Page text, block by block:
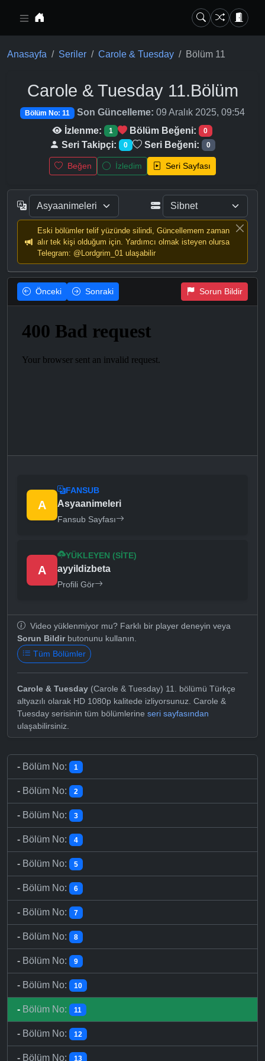
Anasayfa Seriler Carole & Tuesday Bölüm 11
Carole & Tuesday11.Bölüm
Bölüm No: 11 Son Güncelleme: 09 Aralık 2025, 09:54
İzlenme:
1 Bölüm Beğeni: 0
Seri Takipçi: 0 Seri Beğeni: 0
Beğen İzledim Seri Sayfası
Eski bölümler telif yüzünde silindi, Güncellemem zaman
alır tek kişi olduğum için. Yardımcı olmak isteyen olursa
Telegram: @Lordgrim_01 ulaşabilir
Önceki Sonraki Sorun Bildir
A
FANSUB
Asyaanimeleri
Fansub Sayfası
A
YÜKLEYEN (SITE)
ayyildizbeta
Profili Gör
Video yüklenmiyor mu? Farklı bir player deneyin veya
Sorun Bildirbutonunu kullanın.
Tüm Bölümler
Carole & Tuesday (Carole & Tuesday) 11. bölümü Türkçe
altyazılı olarak HD 1080p kalitede izliyorsunuz. Carole &
Tuesday serisinin tüm bölümlerine seri sayfasından
ulaşabilirsiniz.
- Bölüm No: 1
- Bölüm No: 2
- Bölüm No: 3
- Bölüm No: 4
- Bölüm No: 5
- Bölüm No: 6
- Bölüm No: 7
- Bölüm No: 8
- Bölüm No: 9
- Bölüm No: 10
- Bölüm No: 11
- Bölüm No: 12
- Bölüm No: 13